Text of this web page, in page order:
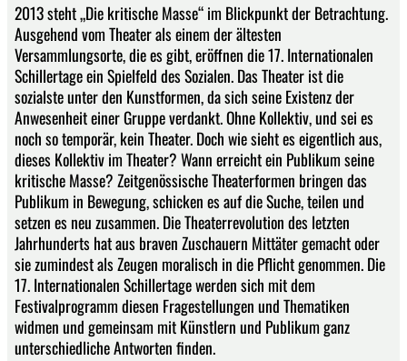
2013 steht „Die kritische Masse“ im Blickpunkt der Betrachtung.
Ausgehend vom Theater als einem der ältesten
Versammlungsorte, die es gibt, eröffnen die 17. Internationalen
Schillertage ein Spielfeld des Sozialen. Das Theater ist die
sozialste unter den Kunstformen, da sich seine Existenz der
Anwesenheit einer Gruppe verdankt. Ohne Kollektiv, und sei es
noch so temporär, kein Theater. Doch wie sieht es eigentlich aus,
dieses Kollektiv im Theater? Wann erreicht ein Publikum seine
kritische Masse? Zeitgenössische Theaterformen bringen das
Publikum in Bewegung, schicken es auf die Suche, teilen und
setzen es neu zusammen. Die Theaterrevolution des letzten
Jahrhunderts hat aus braven Zuschauern Mittäter gemacht oder
sie zumindest als Zeugen moralisch in die Pflicht genommen. Die
17. Internationalen Schillertage werden sich mit dem
Festivalprogramm diesen Fragestellungen und Thematiken
widmen und gemeinsam mit Künstlern und Publikum ganz
unterschiedliche Antworten finden.